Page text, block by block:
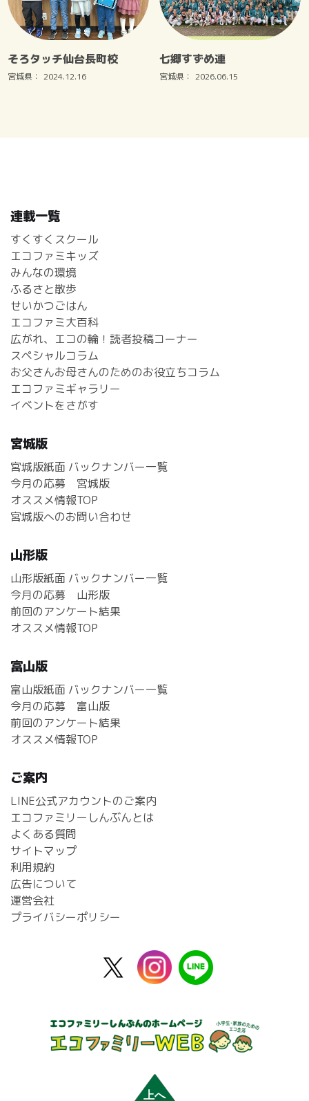
そろタッチ仙台長町校
宮城県： 2024.12.16
七郷すずめ連
宮城県： 2026.06.15
連載一覧
すくすくスクール
エコファミキッズ
みんなの環境
ふるさと散歩
せいかつごはん
エコファミ大百科
広がれ、エコの輪！読者投稿コーナー
スペシャルコラム
お父さんお母さんのためのお役立ちコラム
エコファミギャラリー
イベントをさがす
宮城版
宮城版紙面 バックナンバー一覧
今月の応募 宮城版
オススメ情報TOP
宮城版へのお問い合わせ
山形版
山形版紙面 バックナンバー一覧
今月の応募 山形版
前回のアンケート結果
オススメ情報TOP
富山版
富山版紙面 バックナンバー一覧
今月の応募 富山版
前回のアンケート結果
オススメ情報TOP
ご案内
LINE公式アカウントのご案内
エコファミリーしんぶんとは
よくある質問
サイトマップ
利用規約
広告について
運営会社
プライバシーポリシー
instagram
上へ